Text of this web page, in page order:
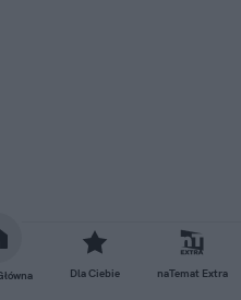
Dla Ciebie naTemat Extra